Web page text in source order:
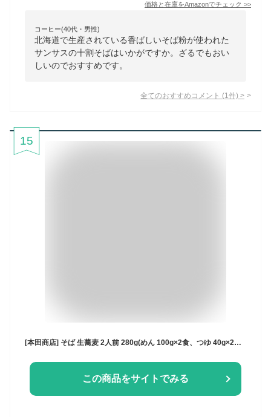
価格と在庫をAmazonでチェック >>
コーヒー(40代・男性)
北海道で生産されている香ばしいそば粉が使われた
サンサスの十割そばはいかがですか。ざるでもおい
しいのでおすすめです。
全てのおすすめコメント (1 件) >
15
[本田商店] そば 生蕎麦 2人前 280g(めん 100g×2食、つゆ 40g×2食)×3 /蕎麦 出雲そば 生麺 島根 出雲 食品 麺 夜食 軽食 年越しそば 年末年始 時短 お土産 ソバ 袋そば
この商品をサイトでみる